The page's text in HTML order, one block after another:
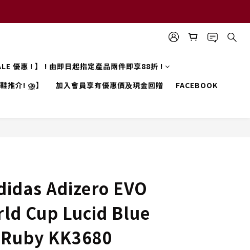
優惠 ! 】 ! 由即日起指定產品兩件即享88折 !
推介! ⛈️】 加入會員享有優惠價及現金回贈
FACEBOOK
Adizero EVO
Cup Lucid Blue
KK3680